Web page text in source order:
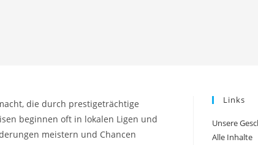
die durch prestigeträchtige
beginnen oft in lokalen Ligen und
meistern und Chancen
Links
Unsere
Alle Inhalte